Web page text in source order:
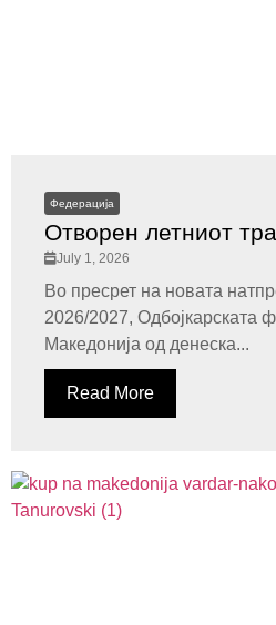
Федерација
Отворен летниот
July 1, 2026
Во пресрет на новата
2026/2027, Одбојкарската
Македонија од денеска...
Read More